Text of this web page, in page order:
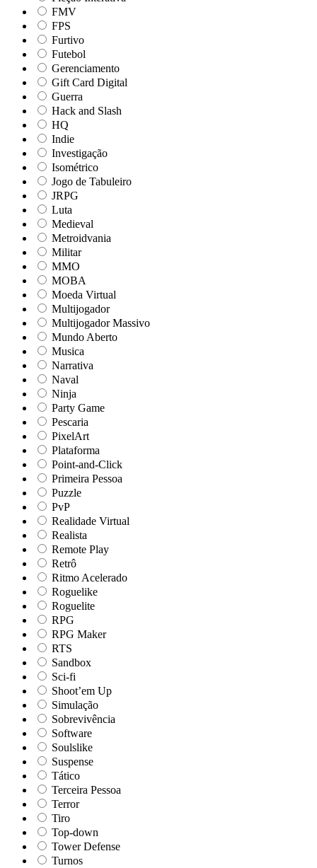
FMV
FPS
Furtivo
Futebol
Gerenciamento
Gift Card Digital
Guerra
Hack and Slash
HQ
Indie
Investigação
Isométrico
Jogo de Tabuleiro
JRPG
Luta
Medieval
Metroidvania
Militar
MMO
MOBA
Moeda Virtual
Multijogador
Multijogador Massivo
Mundo Aberto
Musica
Narrativa
Naval
Ninja
Party Game
Pescaria
PixelArt
Plataforma
Point-and-Click
Primeira Pessoa
Puzzle
PvP
Realidade Virtual
Realista
Remote Play
Retrô
Ritmo Acelerado
Roguelike
Roguelite
RPG
RPG Maker
RTS
Sandbox
Sci-fi
Shoot’em Up
Simulação
Sobrevivência
Software
Soulslike
Suspense
Tático
Terceira Pessoa
Terror
Tiro
Top-down
Tower Defense
Turnos